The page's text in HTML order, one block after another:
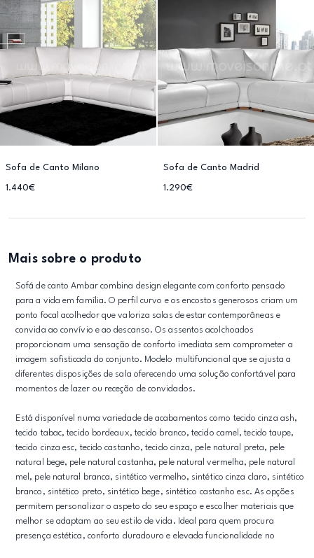
Sofa de Canto Milano
1.440€
Sofa de Canto Madrid
1.290€
Mais sobre o produto
Sofá de canto Ambar combina design elegante com conforto pensado
para a vida em família. O perfil curvo e os encostos generosos criam um
ponto focal acolhedor que valoriza salas de estar contemporâneas e
convida ao convívio e ao descanso. Os assentos acolchoados
proporcionam uma sensação de conforto imediata sem comprometer a
imagem sofisticada do conjunto. Modelo multifuncional que se ajusta a
diferentes disposições de sala oferecendo uma solução confortável para
momentos de lazer ou receção de convidados.
Está disponível numa variedade de acabamentos como tecido cinza ash,
tecido tabac, tecido bordeaux, tecido branco, tecido camel, tecido taupe,
tecido cinza esc, tecido castanho, tecido cinza, pele natural preta, pele
natural bege, pele natural castanha, pele natural vermelha, pele natural
mel, pele natural branca, sintético vermelho, sintético cinza claro, sintético
branco, sintético preto, sintético bege, sintético castanho esc. As opções
permitem personalizar o aspeto do seu espaço e escolher materiais que
melhor se adaptam ao seu estilo de vida. Ideal para quem procura
presença estética, conforto duradouro e elevada funcionalidade no